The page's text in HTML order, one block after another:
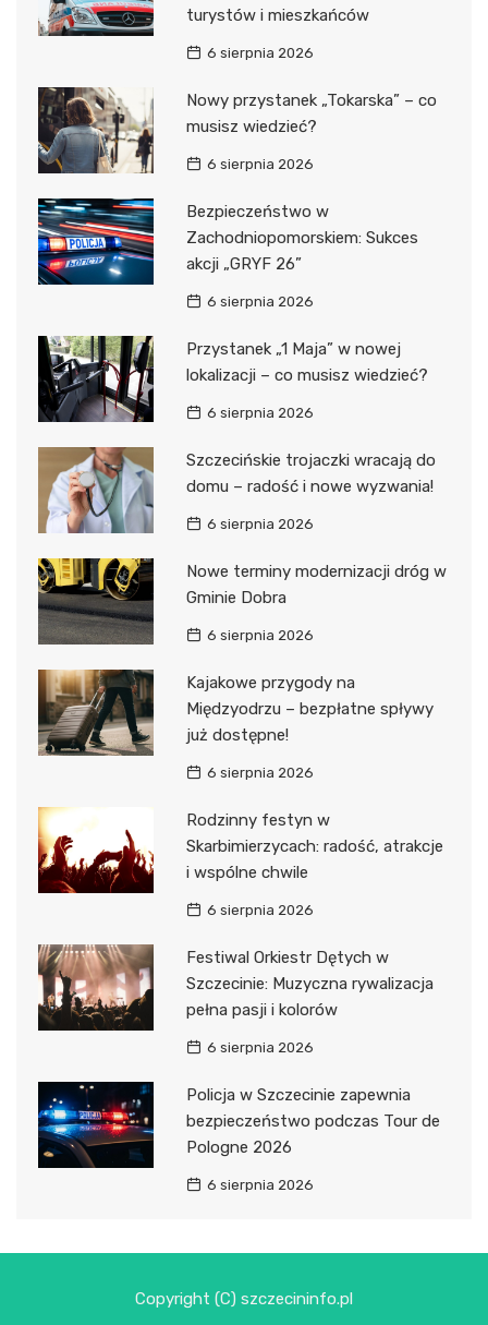
turystów i mieszkańców
6 sierpnia 2026
Nowy przystanek „Tokarska” – co
musisz wiedzieć?
6 sierpnia 2026
Bezpieczeństwo w
Zachodniopomorskiem: Sukces
akcji „GRYF 26”
6 sierpnia 2026
Przystanek „1 Maja” w nowej
lokalizacji – co musisz wiedzieć?
6 sierpnia 2026
Szczecińskie trojaczki wracają do
domu – radość i nowe wyzwania!
6 sierpnia 2026
Nowe terminy modernizacji dróg w
Gminie Dobra
6 sierpnia 2026
Kajakowe przygody na
Międzyodrzu – bezpłatne spływy
już dostępne!
6 sierpnia 2026
Rodzinny festyn w
Skarbimierzycach: radość, atrakcje
i wspólne chwile
6 sierpnia 2026
Festiwal Orkiestr Dętych w
Szczecinie: Muzyczna rywalizacja
pełna pasji i kolorów
6 sierpnia 2026
Policja w Szczecinie zapewnia
bezpieczeństwo podczas Tour de
Pologne 2026
6 sierpnia 2026
Copyright (C) szczecininfo.pl